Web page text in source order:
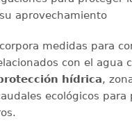
aprovechamiento
medidas para
con el agua
hídrica,
ecológicos para